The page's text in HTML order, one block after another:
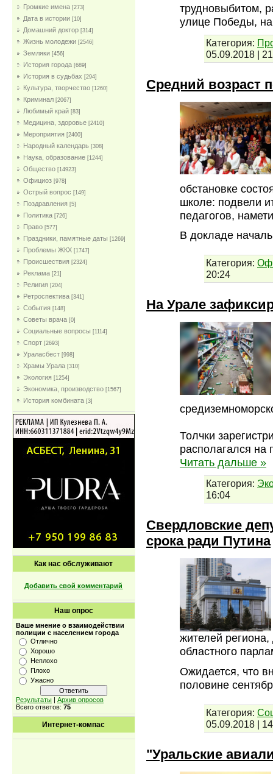
Громкие имена [273]
Дата в истории [10]
Домашний доктор [314]
Жизнь молодежи [2546]
Земляки [456]
История города [689]
История в судьбах [294]
Культура, творчество [1260]
Криминал [2067]
Любимый край [83]
Медицина, здоровье [2410]
Мероприятия [2400]
Народный календарь [308]
Наука, образование [1244]
Общество [14923]
Официоз [978]
Острый вопрос [149]
Поздравления [5]
Политика [726]
Право [577]
Праздники, памятные даты [1269]
Проблемы ЖКХ [1747]
Проиcшествия [2324]
Реклама [21]
Религия [204]
Ретроспектива [341]
События [148]
Советы врача [0]
Социальные вопросы [1114]
Спорт [2693]
Ураласбест [998]
Храмы Урала [310]
Экология [1254]
Экономика, производство [1567]
История комбината [3]
Как нас обслуживают
Добавить свой комментарий
Наш опрос
Ваше мнение о взаимодействии
полиции с населением города
Отлично
Хорошо
Неплохо
Плохо
Ужасно
Результаты | Архив опросов
Всего ответов: 75
Интернет-компас
трудновыбитом,
улице Победы,
Категория:
05.09.2018 |
Средний возраст
обстановке
школе: подвели
педагогов,
В докладе
Категория:
20:24
На Урале
Толчки
располагался на
Читать дальше »
Категория:
16:04
Свердловские
срока ради Путина
жителей
областного
Ожидается, что
половине
Категория:
05.09.2018 |
"Уральские